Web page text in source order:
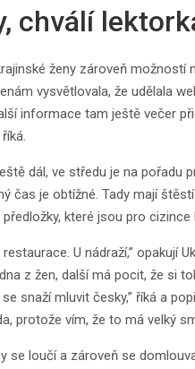
chválí
ženy zároveň
vysvětlovala, že udělala
informace tam ještě večer
dál, ve středu je na pořadu
čas je obtížné. Tady mají
které jsou pro
U nádraží,” opakují
z žen, další má pocit, že si
snaží mluvit česky,” říká a
protože vím, že to má velký
se loučí a zároveň se